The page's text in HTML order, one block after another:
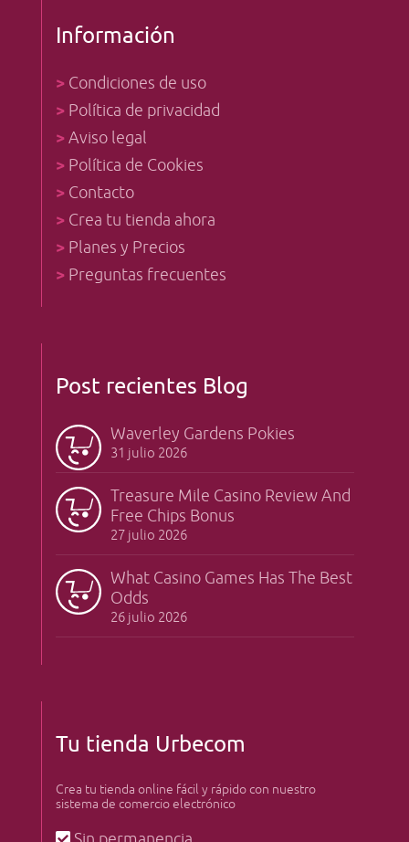
Información
> Condiciones de uso
> Política de privacidad
>Aviso legal
> Política de Cookies
> Contacto
> Crea tu tienda ahora
> Planes y Precios
> Preguntas frecuentes
Post recientes Blog
Waverley Gardens Pokies
31 julio 2026
Treasure Mile Casino Review And
Free Chips Bonus
27 julio 2026
What Casino Games Has The Best
Odds
26 julio 2026
Tu tienda Urbecom
Crea tu tienda online fácil y rápido con nuestro
sistema de comercio electrónico